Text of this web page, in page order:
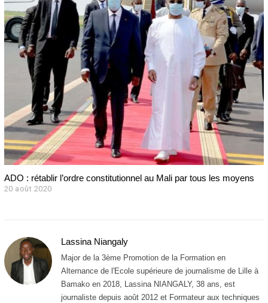
e
ADO : rétablir l’ordre constitutionnel au Mali par tous les moyens
20 août 2020
2
0
Lassina Niangaly
Major de la 3ème Promotion de la Formation en
Alternance de l'Ecole supérieure de journalisme de Lille à
Bamako en 2018, Lassina NIANGALY, 38 ans, est
journaliste depuis août 2012 et Formateur aux techniques